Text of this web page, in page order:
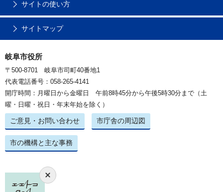
サイトの使い方
サイトマップ
岐阜市役所
〒500-8701 岐阜市司町40番地1
代表電話番号：058-265-4141
開庁時間：月曜日から金曜日 午前8時45分から午後5時30分まで（土
曜・日曜・祝日・年末年始を除く）
ご意見・お問い合わせ 市庁舎の周辺図
市の機構と主な事務